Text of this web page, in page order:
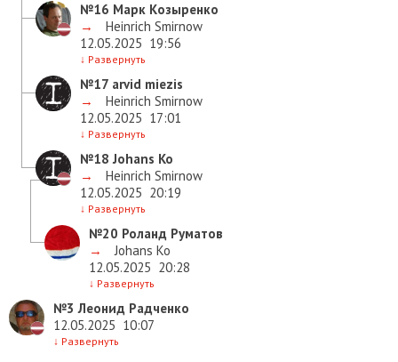
№16 Марк Козыренко
→
Heinrich Smirnow
12.05.2025 19:56
↓ Развернуть
№17 arvid miezis
→
Heinrich Smirnow
12.05.2025 17:01
↓ Развернуть
№18 Johans Ko
→
Heinrich Smirnow
12.05.2025 20:19
↓ Развернуть
№20 Роланд Руматов
→
Johans Ko
12.05.2025 20:28
↓ Развернуть
№3 Леонид Радченко
12.05.2025 10:07
↓ Развернуть